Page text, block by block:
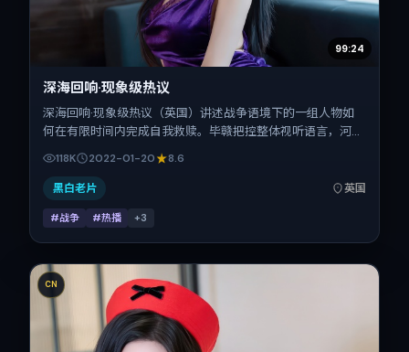
99:24
深海回响·现象级热议
深海回响·现象级热议（英国）讲述战争语境下的一组人物如
何在有限时间内完成自我救赎。毕赣把控整体视听语言，河正
宇、黄渤、菅田将晖、小松菜奈的表演层次丰富。影片定于
2022-01-20 起陆续登陆院线与网络平台，春节档前后公映，
片长127分钟。
118K 2022-01-20 8.6
黑白老片 英国
#战争 #热播 +3
CN